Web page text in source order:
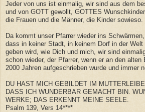
Jeder von uns ist einmalig, wir sind aus dem
und von GOTT gewollt, GOTTES
die Frauen und die Männer, die Kinder sowieso.
Da kommt unser Pfarrer wieder ins
dass in keiner Stadt, in keinem Dorf in der
geben wird, wie Dich und mich, wir sind
schon wieder, der Pfarrer, wenn er an den
2000 Jahren aufgeschrieben wurde und immer
DU HAST MICH GEBILDET IM
DASS ICH WUNDERBAR GEMACHT BIN.
WERKE; DAS ERKENNT MEINE SEELE.
Psalm 139, Vers 14****